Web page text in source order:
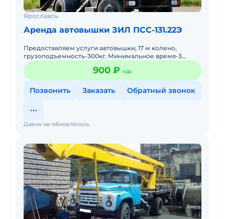
Ярославль
Аренда автовышки ЗИЛ ПСС-131.22Э
Предоставляем услуги автовышки, 17 м колено,
грузоподъемность-300кг. Минимальное время-3
часа(по городу) Круглосуточно.
900 ₽ час
Позвонить Заказать Обратный звонок
Давно не обновлялось